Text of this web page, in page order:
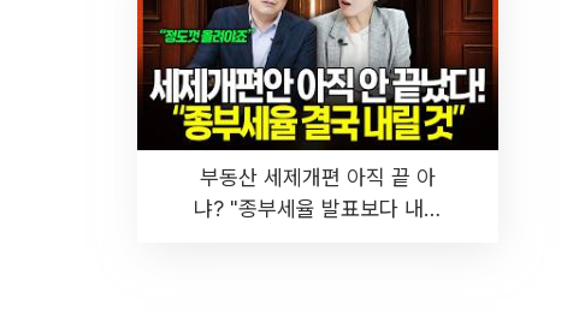
부동산 세제개편 아직 끝 아
냐? "종부세율 발표보다 내릴